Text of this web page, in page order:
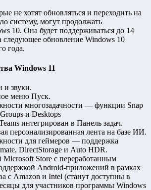
не хотят обновляться и переходить на
систему, могут продолжать
10. Она будет поддерживаться до 14
следующее обновление Windows 10
года.
Windows 11
и звуки.
меню Пуск.
многозадачности — функции Snap
и Desktops
интегрирован в Панель задач.
персонализированная лента на базе ИИ.
для геймеров — поддержка
DirectStorage и Auto HDR.
Store с переработанным
Android-приложений в рамках
с Amazon и Intel (станут доступны в
для участников программы Windows